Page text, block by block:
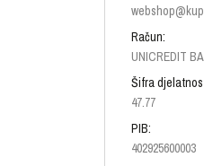
Račun:
UNICREDIT
Šifra
47.77
PIB:
402925600003